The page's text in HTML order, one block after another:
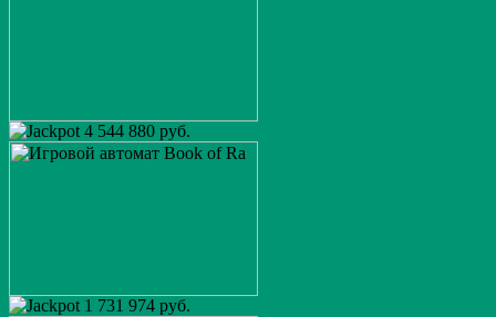
4 544 880 руб.
1 731 974 руб.